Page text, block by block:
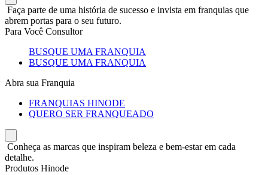
Faça parte de uma história de sucesso e invista em franquias que
abrem portas para o seu futuro.
Para Você Consultor
BUSQUE UMA FRANQUIA
BUSQUE UMA FRANQUIA
Abra sua Franquia
FRANQUIAS HINODE
QUERO SER FRANQUEADO
Conheça as marcas que inspiram beleza e bem-estar em cada
detalhe.
Produtos Hinode